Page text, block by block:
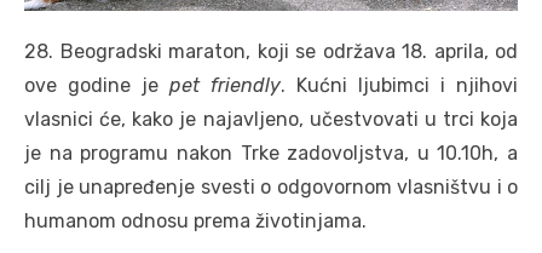
28. Beogradski maraton, koji se održava 18. aprila, od
ove godine je pet friendly. Kućni ljubimci i njihovi
vlasnici će, kako je najavljeno, učestvovati u trci koja
je na programu nakon Trke zadovoljstva, u 10.10h, a
cilj je unapređenje svesti o odgovornom vlasništvu i o
humanom odnosu prema životinjama.